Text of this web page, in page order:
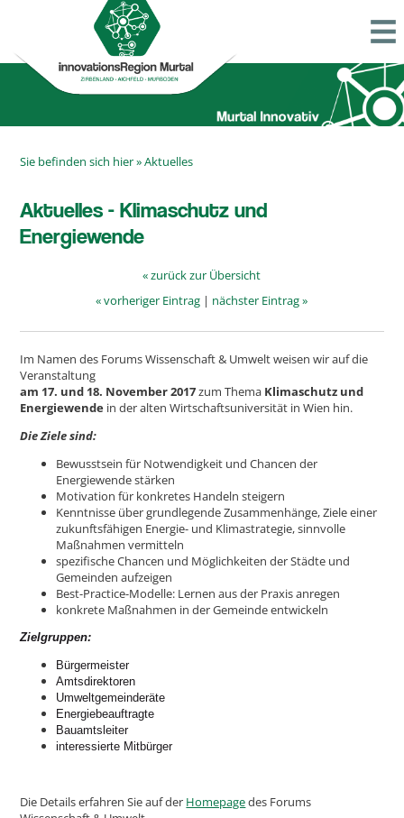
Sie befinden sich hier »Aktuelles
Aktuelles - Klimaschutz und
Energiewende
« zurück zur Übersicht
« vorheriger Eintrag | nächster Eintrag »
Im Namen des Forums Wissenschaft & Umwelt weisen wir auf die
Veranstaltung
am 17. und 18. November 2017zum Thema Klimaschutz und
Energiewende in der alten Wirtschaftsuniversität in Wien hin.
Die Ziele sind:
Bewusstsein für Notwendigkeit und Chancen der
Energiewende stärken
Motivation für konkretes Handeln steigern
Kenntnisse über grundlegende Zusammenhänge, Ziele einer
zukunftsfähigen Energie- und Klimastrategie, sinnvolle
Maßnahmen vermitteln
spezifische Chancen und Möglichkeiten der Städte und
Gemeinden aufzeigen
Best-Practice-Modelle: Lernen aus der Praxis anregen
konkrete Maßnahmen in der Gemeinde entwickeln
Zielgruppen:
Bürgermeister
Amtsdirektoren
Umweltgemeinderäte
Energiebeauftragte
Bauamtsleiter
interessierte Mitbürger
Die Details erfahren Sie auf der Homepagedes Forums